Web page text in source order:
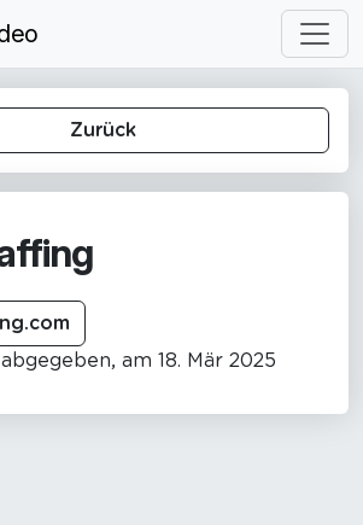
Zurück
am 18. Mär 2025